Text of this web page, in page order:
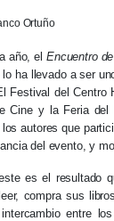
Ortuño
año, el Encuentro
lo ha llevado a ser
Festival del Centro
Cine y la Feria
autores que
del evento, y
es el resultado
compra sus
intercambio entre